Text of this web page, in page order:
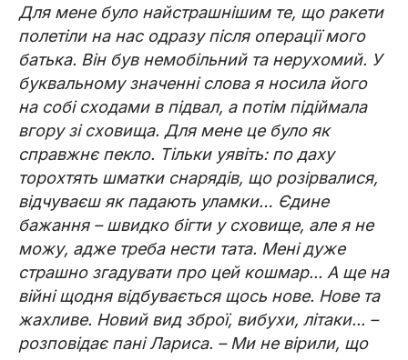
Для мене було найстрашнішим те, що ракети
полетіли на нас одразу після операції мого
батька. Він був немобільний та нерухомий. У
буквальному значенні слова я носила його
на собі сходами в підвал, а потім підіймала
вгору зі сховища. Для мене це було як
справжнє пекло. Тільки уявіть: по даху
торохтять шматки снарядів, що розірвалися,
відчуваєш як падають уламки… Єдине
бажання – швидко бігти у сховище, але я не
можу, адже треба нести тата. Мені дуже
страшно згадувати про цей кошмар... А ще на
війні щодня відбувається щось нове. Нове та
жахливе. Новий вид зброї, вибухи, літаки... –
розповідає пані Лариса. – Ми не вірили, що